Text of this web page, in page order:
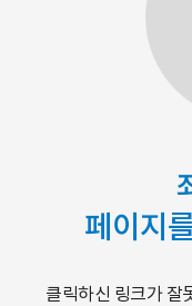
페이지
클릭하신 링크가 잘